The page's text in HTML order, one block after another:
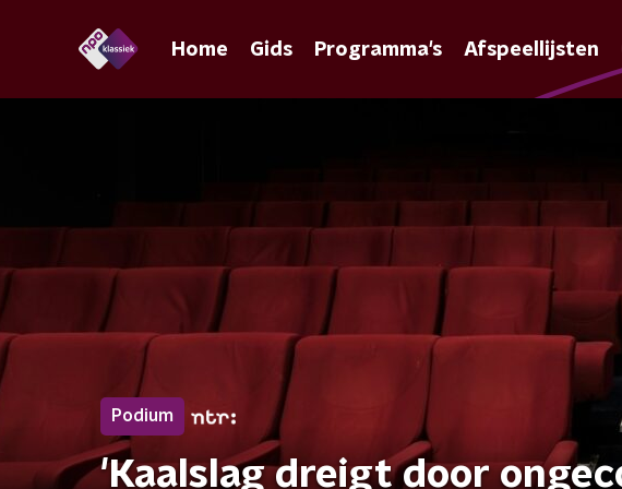
Home Gids Programma's Afspeellijsten
Podium
'Kaalslag dreigt door